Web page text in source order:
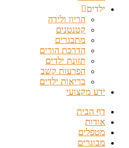
ילדים
הריון ולידה
קטנטנים
מתבגרים
הדרכת הורים
תזונת ילדים
הפרעות קשב
בריאות ילדים
ידע מקצועי
דף הבית
אודות
מטפלים
מבוגרים